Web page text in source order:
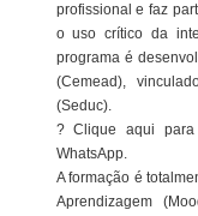
profissional e faz
o uso crítico da
programa é
(Cemead),
(Seduc).
? Clique aqui
WhatsApp.
A formação é
Aprendizagem